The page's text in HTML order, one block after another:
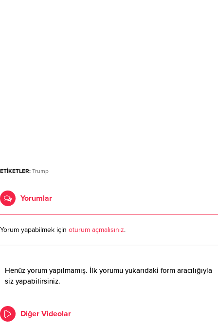
ETİKETLER: Trump
Yorumlar
Yorum yapabilmek için oturum açmalısınız.
Henüz yorum yapılmamış. İlk yorumu yukarıdaki form aracılığıyla
siz yapabilirsiniz.
Diğer Videolar